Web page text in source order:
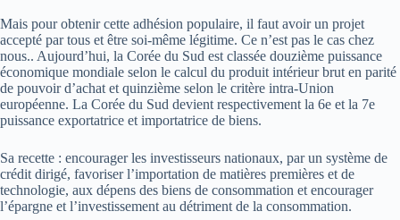
Mais pour obtenir cette adhésion populaire, il faut avoir un projet
accepté par tous et être soi-même légitime. Ce n’est pas le cas chez
nous.. Aujourd’hui, la Corée du Sud est classée douzième puissance
économique mondiale selon le calcul du produit intérieur brut en parité
de pouvoir d’achat et quinzième selon le critère intra-Union
européenne. La Corée du Sud devient respectivement la 6e et la 7e
puissance exportatrice et importatrice de biens.
Sa recette : encourager les investisseurs nationaux, par un système de
crédit dirigé, favoriser l’importation de matières premières et de
technologie, aux dépens des biens de consommation et encourager
l’épargne et l’investissement au détriment de la consommation.